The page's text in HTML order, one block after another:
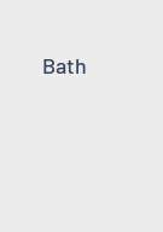
Bath